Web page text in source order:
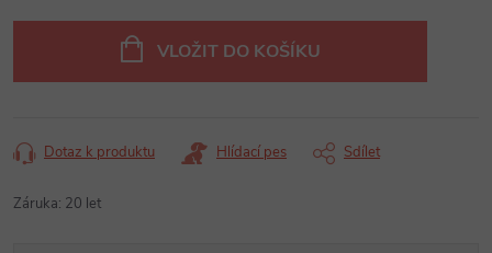
VLOŽIT DO KOŠÍKU
Dotaz k produktu Hlídací pes Sdílet
Záruka: 20 let